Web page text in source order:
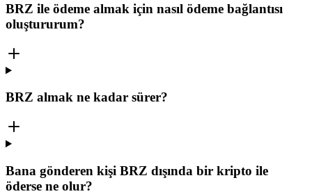
BRZ ile ödeme almak için nasıl ödeme bağlantısı
oluştururum?
BRZ almak ne kadar sürer?
Bana gönderen kişi BRZ dışında bir kripto ile
öderse ne olur?